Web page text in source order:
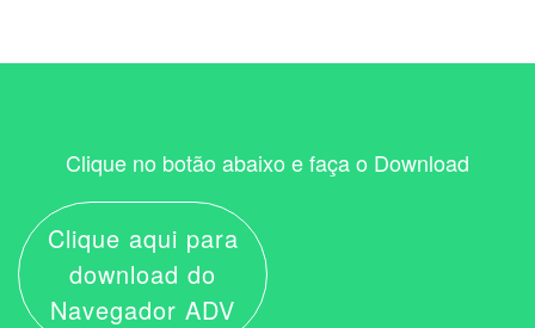
Clique no botão abaixo e faça o Download
Clique aqui para
download do
Navegador ADV